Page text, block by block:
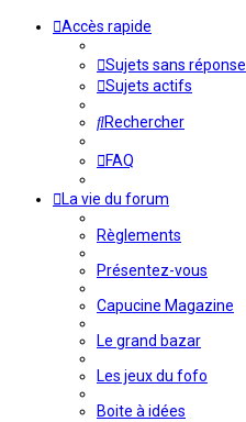
Accès rapide
Sujets sans réponse
Sujets actifs
Rechercher
FAQ
La vie du forum
Règlements
Présentez-vous
Capucine Magazine
Le grand bazar
Les jeux du fofo
Boite à idées